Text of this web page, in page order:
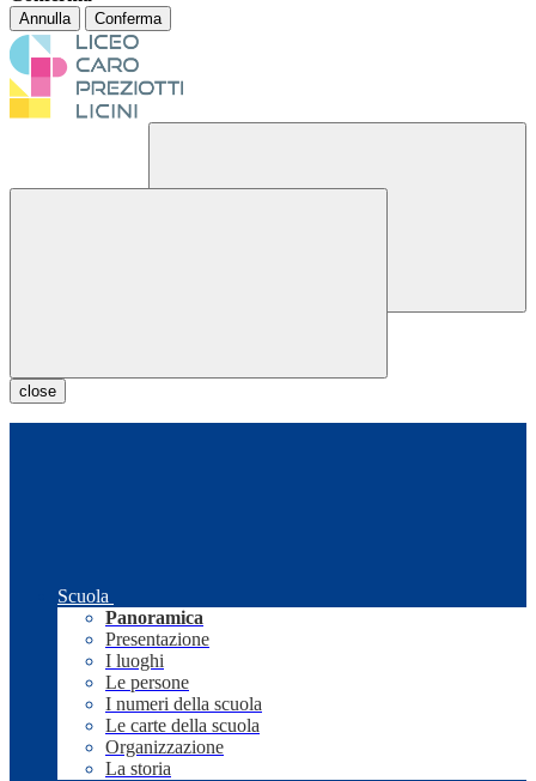
Annulla Conferma
close
Scuola
Panoramica
Presentazione
I luoghi
Le persone
I numeri della scuola
Le carte della scuola
Organizzazione
La storia